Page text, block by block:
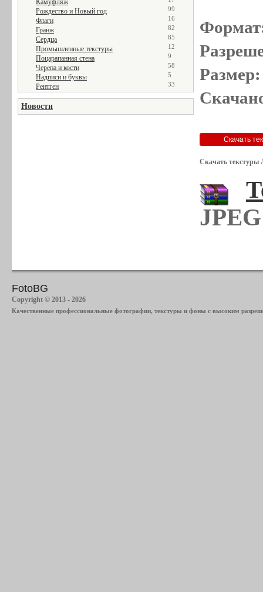
Камуфляж
Рождество и Новый год 99
Флаги 16
Гранж 82
Сердца 85
Промышленные текстуры 12
Поцарапанная стена 9
Черепа и кости 58
Надписи и буквы 5
Рентген 33
Новости
Скачать
FotoBG
Copyright © 2013 - 2026
Качественные профессиональные фотографии, текстуры и фоны с высоким